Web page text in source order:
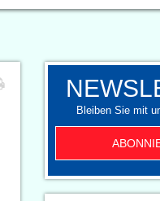
Bleiben Sie mit